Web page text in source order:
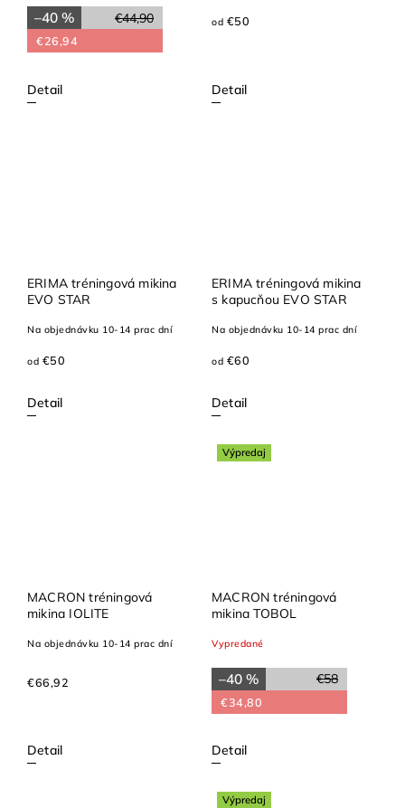
€44,90
–40 %
€26,94
Detail
od €50
Detail
ERIMA tréningová mikina
EVO STAR
Na objednávku 10-14 prac dní
od €50
Detail
ERIMA tréningová mikina
s kapucňou EVO STAR
Na objednávku 10-14 prac dní
od €60
Detail
MACRON tréningová
mikina IOLITE
Na objednávku 10-14 prac dní
€66,92
Detail
Výpredaj
MACRON tréningová
mikina TOBOL
Vypredané
€58
–40 %
€34,80
Detail
Výpredaj